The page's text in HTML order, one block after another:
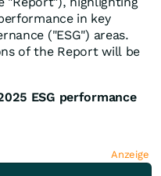
in key
("ESG") areas.
of the Report will be
ESG performance
Anzeige